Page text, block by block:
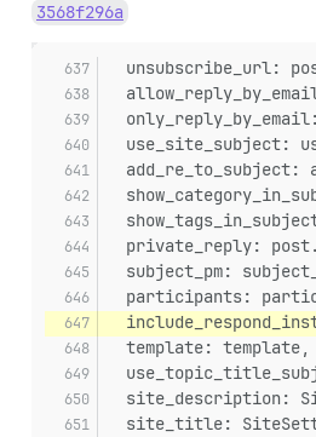
3568f296a
unsubscribe_url:
use_site_subject:
add_re_to_subject:
private_reply:
subject_pm:
participants:
  template: template,
site_description:
site_title: